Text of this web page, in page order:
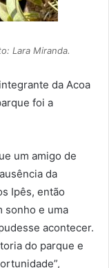
Lara Miranda.
da Acoa
foi a
um amigo de
da
Ipês, então
sonho e uma
acontecer.
do parque e